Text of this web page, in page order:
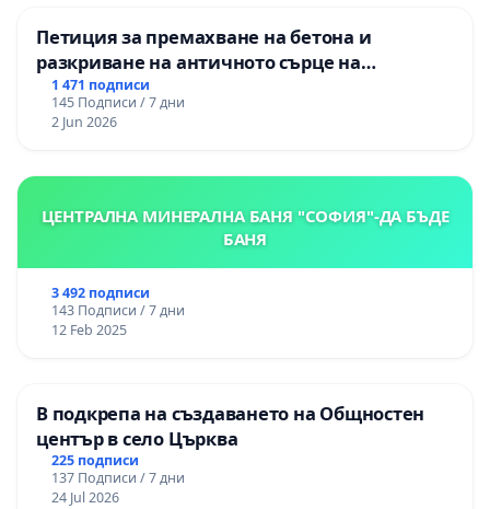
Петиция за премахване на бетона и
разкриване на античното сърце на
Могиланската могила във Враца
1 471 подписи
145 Подписи / 7 дни
2 Jun 2026
ЦЕНТРАЛНА МИНЕРАЛНА БАНЯ "СОФИЯ"-ДА БЪДЕ
БАНЯ
3 492 подписи
143 Подписи / 7 дни
12 Feb 2025
В подкрепа на създаването на Общностен
център в село Църква
225 подписи
137 Подписи / 7 дни
24 Jul 2026